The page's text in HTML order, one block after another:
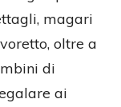
magari
oltre a
di
ai